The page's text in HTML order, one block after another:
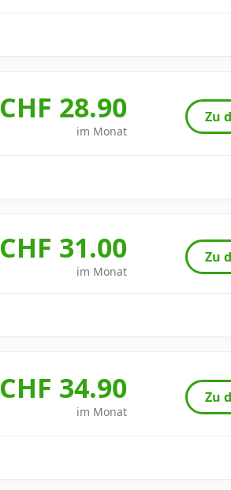
CHF 28.90
im Monat
Zu
CHF 31.00
im Monat
Zu
CHF 34.90
im Monat
Zu